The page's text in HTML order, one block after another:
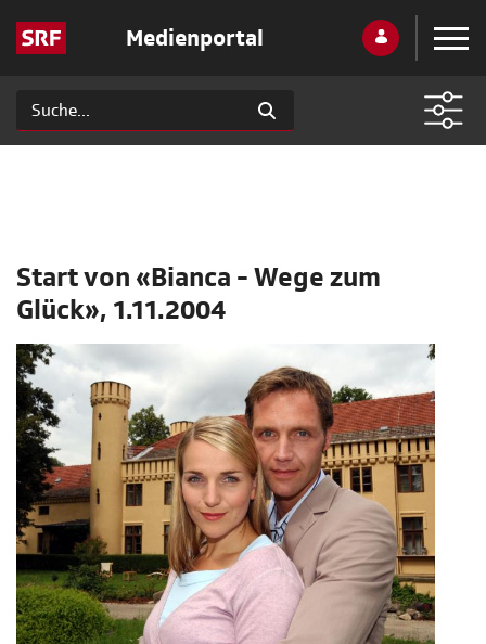
Medienportal
Start von «Bianca - Wege zum
Glück», 1.11.2004